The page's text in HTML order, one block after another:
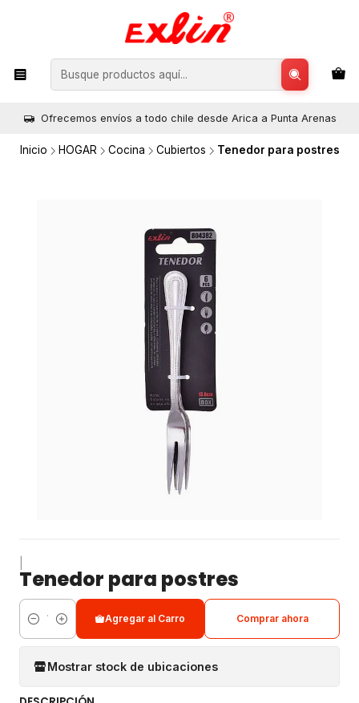
Ofrecemos envíos a todo chile desde Arica a Punta Arenas
Inicio HOGAR Cocina Cubiertos Tenedor para postres
Tenedor para postres
Cantidad
Agregar al Carro Comprar ahora
Mostrar stock de ubicaciones